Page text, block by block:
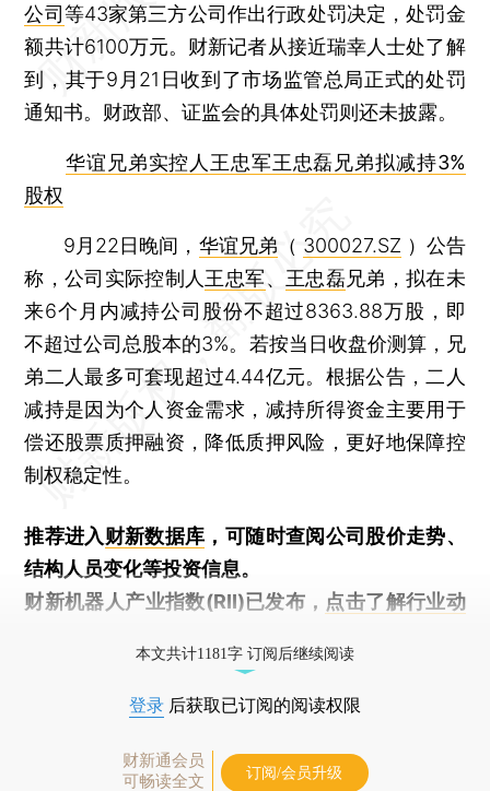
公司等43家第三方公司作出行政处罚决定，处罚金
额共计6100万元。财新记者从接近瑞幸人士处了解
到，其于9月21日收到了市场监管总局正式的处罚
通知书。财政部、证监会的具体处罚则还未披露。
华谊兄弟实控人王忠军王忠磊兄弟拟减持3%
股权
9月22日晚间， 华谊兄弟 （ 300027.SZ ）公告
称，公司实际控制人 王忠军、 王忠磊兄弟，拟在未
来6个月内减持公司股份不超过8363.88万股，即
不超过公司总股本的3%。若按当日收盘价测算，兄
弟二人最多可套现超过4.44亿元。­根据公告，二人
减持是因为个人资金需求，减持所得资金主要用于
偿还股票质押融资，降低质押风险，更好地保障控
制权稳定性。
推荐进入财新数据库 ，可随时查阅公司股价走势、
结构人员变化等投资信息。
财新机器人产业指数(RII)已发布， 点击了解行业动
本文共计1181字 订阅后继续阅读
登录 后获取已订阅的阅读权限
财新通会员
可畅读全文
订阅/会员升级